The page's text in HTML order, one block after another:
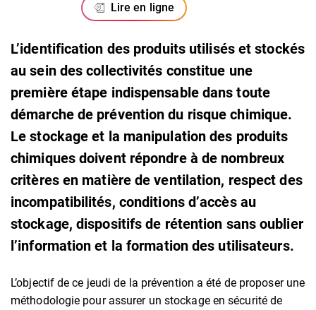
Lire en ligne
L’identification des produits utilisés et stockés
au sein des collectivités constitue une
première étape indispensable dans toute
démarche de prévention du risque chimique.
Le stockage et la manipulation des produits
chimiques doivent répondre à de nombreux
critères en matière de ventilation, respect des
incompatibilités, conditions d’accès au
stockage, dispositifs de rétention sans oublier
l’information et la formation des utilisateurs.
L’objectif de ce jeudi de la prévention a été de proposer une
méthodologie pour assurer un stockage en sécurité de